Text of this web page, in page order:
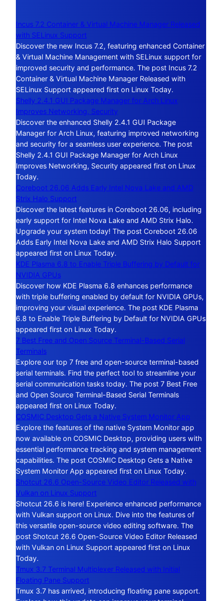
Incus 7.2 Container & Virtual Machine Manager Released
with SELinux Support
Discover the new Incus 7.2, featuring enhanced Container
& Virtual Machine Management with SELinux support for
improved security and performance. The post Incus 7.2
Container & Virtual Machine Manager Released with
SELinux Support appeared first on Linux Today.
Shelly 2.4.1 GUI Package Manager for Arch Linux
Improves Networking, Security
Discover the enhanced Shelly 2.4.1 GUI Package
Manager for Arch Linux, featuring improved networking
and security for a seamless user experience. The post
Shelly 2.4.1 GUI Package Manager for Arch Linux
Improves Networking, Security appeared first on Linux
Today.
Coreboot 26.06 Adds Early Intel Nova Lake and AMD
Strix Halo Support
Discover the latest features in Coreboot 26.06, including
early support for Intel Nova Lake and AMD Strix Halo.
Upgrade your system today! The post Coreboot 26.06
Adds Early Intel Nova Lake and AMD Strix Halo Support
appeared first on Linux Today.
KDE Plasma 6.8 to Enable Triple Buffering by Default for
NVIDIA GPUs
Discover how KDE Plasma 6.8 enhances performance
with triple buffering enabled by default for NVIDIA GPUs,
improving your visual experience. The post KDE Plasma
6.8 to Enable Triple Buffering by Default for NVIDIA GPUs
appeared first on Linux Today.
7 Best Free and Open Source Terminal-Based Serial
Terminals
Explore our top 7 free and open-source terminal-based
serial terminals. Find the perfect tool to streamline your
serial communication tasks today. The post 7 Best Free
and Open Source Terminal-Based Serial Terminals
appeared first on Linux Today.
COSMIC Desktop Gets a Native System Monitor App
Explore the features of the native System Monitor app
now available on COSMIC Desktop, providing users with
essential performance tracking and system management
capabilities. The post COSMIC Desktop Gets a Native
System Monitor App appeared first on Linux Today.
Shotcut 26.6 Open-Source Video Editor Released with
Vulkan on Linux Support
Shotcut 26.6 is here! Experience enhanced performance
with Vulkan support on Linux. Dive into the features of
this versatile open-source video editing software. The
post Shotcut 26.6 Open-Source Video Editor Released
with Vulkan on Linux Support appeared first on Linux
Today.
Tmux 3.7 Terminal Multiplexer Released with Initial
Floating Pane Support
Tmux 3.7 has arrived, introducing floating pane support.